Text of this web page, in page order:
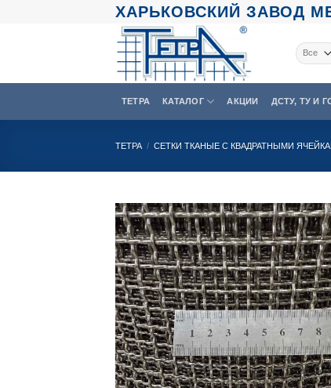
ХАРЬКОВСКИЙ ЗАВОД
ТЕТРА КАТАЛОГ АКЦИИ ДСТУ, ТУ И
ТЕТРА / СЕТКИ ТКАНЫЕ С КВАДРАТНЫМИ